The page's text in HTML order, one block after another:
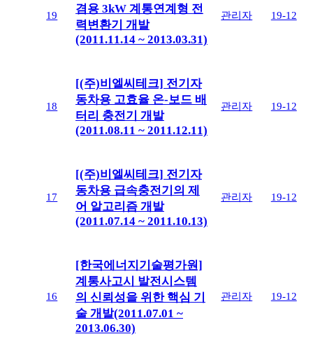
19
겸용 3kW 계통연계형 전
력변환기 개발
(2011.11.14 ~ 2013.03.31)
관리자 19-12
18
[(주)비엘씨테크] 전기자
동차용 고효율 온-보드 배
터리 충전기 개발
(2011.08.11 ~ 2011.12.11)
관리자 19-12
17
[(주)비엘씨테크] 전기자
동차용 급속충전기의 제
어 알고리즘 개발
(2011.07.14 ~ 2011.10.13)
관리자 19-12
16
[한국에너지기술평가원]
계통사고시 발전시스템
의 신뢰성을 위한 핵심 기
술 개발(2011.07.01 ~
2013.06.30)
관리자 19-12